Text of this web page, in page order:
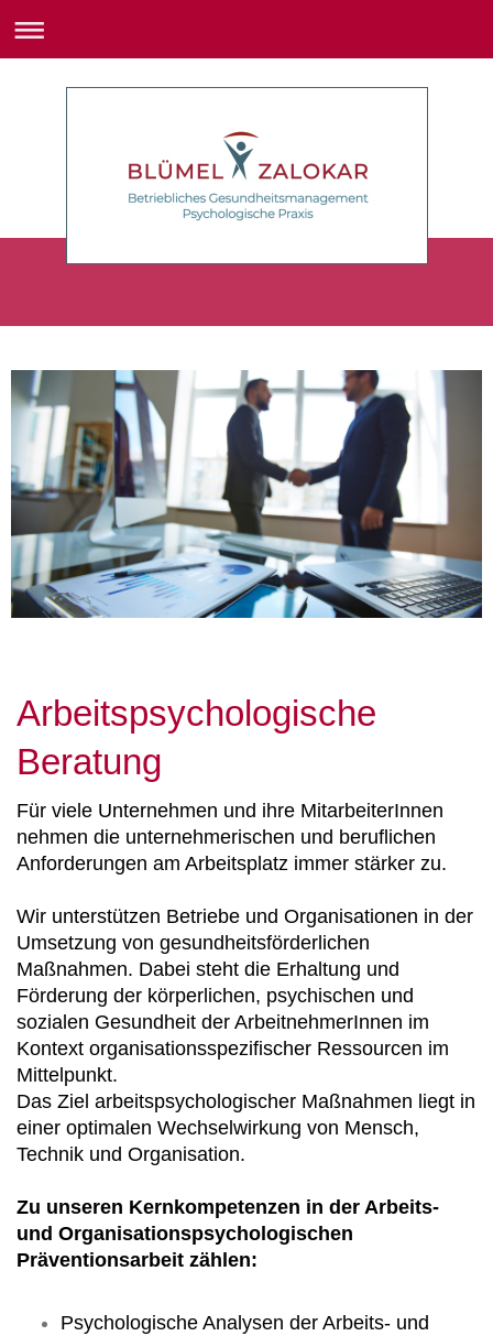
Arbeitspsychologische
Beratung
Für viele Unternehmen und ihre MitarbeiterInnen
nehmen die unternehmerischen und beruflichen
Anforderungen am Arbeitsplatz immer stärker zu.
Wir unterstützen Betriebe und Organisationen in der
Umsetzung von gesundheitsförderlichen
Maßnahmen. Dabei steht die Erhaltung und
Förderung der körperlichen, psychischen und
sozialen Gesundheit der ArbeitnehmerInnen im
Kontext organisationsspezifischer Ressourcen im
Mittelpunkt.
Das Ziel arbeitspsychologischer Maßnahmen liegt in
einer optimalen Wechselwirkung von Mensch,
Technik und Organisation.
Zu unseren Kernkompetenzen in der Arbeits-
und Organisationspsychologischen
Präventionsarbeit zählen:
Psychologische Analysen der Arbeits- und